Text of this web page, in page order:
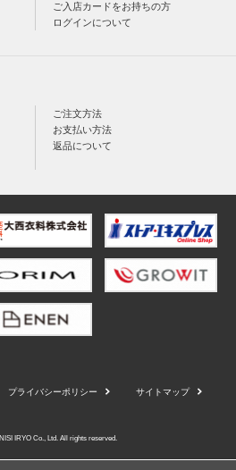
ご入店カードをお持ちの方
ログインについて
ご注文方法
お支払い方法
返品について
プライバシーポリシー
サイトマップ
IRYO Co., Ltd. All rights reserved.